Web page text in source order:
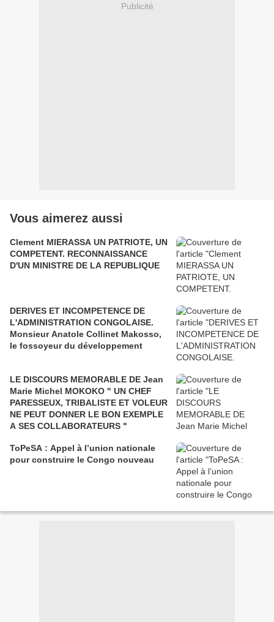
Publicité
Vous aimerez aussi
Clement MIERASSA UN PATRIOTE, UN
COMPETENT. RECONNAISSANCE
D'UN MINISTRE DE LA REPUBLIQUE
DERIVES ET INCOMPETENCE DE
L'ADMINISTRATION CONGOLAISE.
Monsieur Anatole Collinet Makosso,
le fossoyeur du développement
LE DISCOURS MEMORABLE DE Jean
Marie Michel MOKOKO " UN CHEF
PARESSEUX, TRIBALISTE ET VOLEUR
NE PEUT DONNER LE BON EXEMPLE
A SES COLLABORATEURS "
ToPeSA : Appel à l’union nationale
pour construire le Congo nouveau